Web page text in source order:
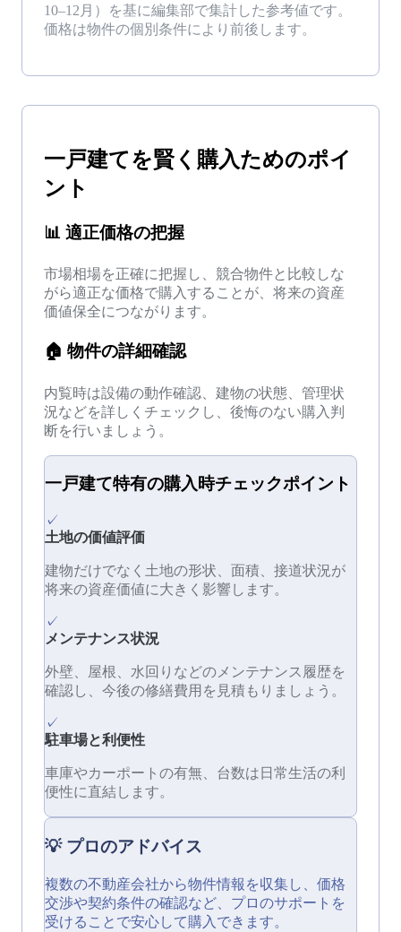
10–12月 ）を基に編集部で集計した参考値です。
価格は物件の個別条件により前後します。
一戸建てを賢く購入ためのポイ
ント
📊 適正価格の把握
市場相場を正確に把握し、競合物件と比較しな
がら適正な価格で購入することが、将来の資産
価値保全につながります。
🏠 物件の詳細確認
内覧時は設備の動作確認、建物の状態、管理状
況などを詳しくチェックし、後悔のない購入判
断を行いましょう。
一戸建て特有の購入時チェックポイント
✓
土地の価値評価
建物だけでなく土地の形状、面積、接道状況が
将来の資産価値に大きく影響します。
✓
メンテナンス状況
外壁、屋根、水回りなどのメンテナンス履歴を
確認し、今後の修繕費用を見積もりましょう。
✓
駐車場と利便性
車庫やカーポートの有無、台数は日常生活の利
便性に直結します。
💡 プロのアドバイス
複数の不動産会社から物件情報を収集し、価格
交渉や契約条件の確認など、プロのサポートを
受けることで安心して購入できます。